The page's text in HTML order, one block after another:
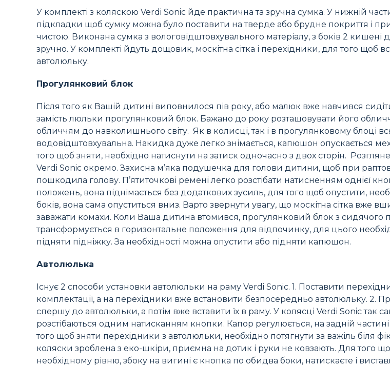
У комплекті з коляскою Verdi Sonic йде практична та зручна сумка. У нижній
підкладки щоб сумку можна було поставити на тверде або брудне покриття і
чистою. Виконана сумка з вологовідштовхувального матеріалу, з боків 2
зручно. У комплекті йдуть дощовик, москітна сітка і перехідники, для того щоб
автолюльку.
Прогулянковий блок
Після того як Вашій дитині виповнилося пів року, або малюк вже навчився
замість люльки прогулянковий блок. Бажано до року розташовувати його
обличчям до навколишнього світу. Як в колисці, так і в прогулянковому блоці
водовідштовхувальна. Накидка дуже легко знімається, капюшон опускається
того щоб зняти, необхідно натиснути на затиск одночасно з двох сторін.
Verdi Sonic окремо. Захисна м’яка подушечка для голови дитини, щоб при
пошкодила голову. П’ятиточкові ремені легко розстібати натисненням однієї
положень, вона піднімається без додаткових зусиль, для того щоб опустити,
боків, вона сама опуститься вниз. Варто звернути увагу, що москітна сітка вже
заважати комахи. Коли Ваша дитина втомився, прогулянковий блок з сидячого
трансформується в горизонтальне положення для відпочинку, для цього
підняти підніжку. За необхідності можна опустити або підняти капюшон.
Автолюлька
Існує 2 способи установки автолюльки на раму Verdi Sonic. 1. Поставити
комплектації, а на перехідники вже встановити безпосередньо автолюльку. 2.
спершу до автолюльки, а потім вже вставити їх в раму. У колясці Verdi Sonic так
розстібаються одним натисканням кнопки. Капор регулюється, на задній
того щоб зняти перехідники з автолюльки, необхідно потягнути за важіль біля
коляски зроблена з еко-шкіри, приємна на дотик і руки не ковзають. Для того
необхідному рівню, збоку на вигині є кнопка по обидва боки, натискаєте і